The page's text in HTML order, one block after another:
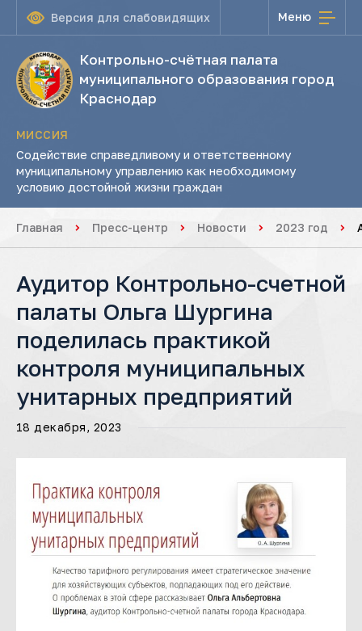
Версия для слабовидящих Меню
Контрольно-счётная палата
муниципального образования город
Краснодар
МИССИЯ
Содействие справедливому и ответственному
муниципальному управлению как необходимому
условию достойной жизни граждан
Главная Пресс-центр Новости 2023 год
Аудитор Контрольно-счетной
палаты Ольга Шургина
поделилась практикой
контроля муниципальных
унитарных предприятий
18 декабря, 2023